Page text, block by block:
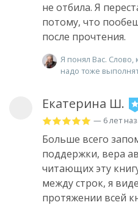
не отбила. Я
потому, что
после прочтения.
Я понял Вас. Слово,
надо тоже
Екатерина Ш.
— 6 лет
Больше всего
поддержки, вера
читающих эту
между строк, я
протяжении всей